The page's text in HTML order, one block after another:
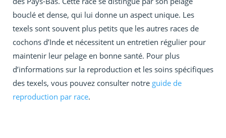
bouclé et dense, qui lui donne un aspect unique. Les
texels sont souvent plus petits que les autres races de
cochons d’Inde et nécessitent un entretien régulier pour
maintenir leur pelage en bonne santé. Pour plus
d’informations sur la reproduction et les soins spécifiques
des texels, vous pouvez consulter notre guide de
reproduction par race.